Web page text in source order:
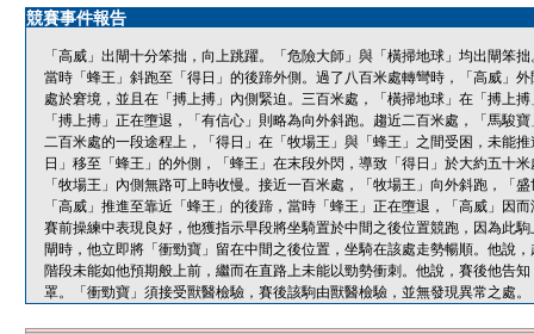
競賽事件報告
「高威」出閘十分笨拙，向上跳躍。「危險大師」與「橫掃地球」均出閘笨
當時「蜂王」斜跑至「得日」的後蹄外側。過了八百米處轉彎時，「高威」
處於窘境，並且在「搏上搏」內側緊迫。三百米處，「橫掃地球」在「搏上
「搏上搏」正在墮退，「有信心」則略為向外斜跑。趨近二百米處，「馬駿
二百米處的一段途程上，「得日」在「牧場王」與「蜂王」之間受困，未能
日」移至「蜂王」的外側，「蜂王」在末段外閃，導致「得日」於大約五十
「牧場王」內側無路可上時收慢。接近一百米處，「牧場王」向外斜跑，「
「高威」推進至靠近「蜂王」的後蹄，當時「蜂王」正在墮退，「高威」因
賽前操練中表現良好，他獲指示早段將坐騎置於中間之後位置競跑，因為此
閘時，他立即將「衝勁寶」留在中間之後位置，坐騎在該處走勢暢順。他說
階段未能如他預期般上前，繼而在直路上未能以勁勢衝刺。他說，賽後他告
罩。「衝勁寶」須接受獸醫檢驗，賽後該駒由獸醫檢驗，並無發現異常之處